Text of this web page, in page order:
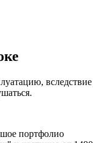
вследствие
портфолио